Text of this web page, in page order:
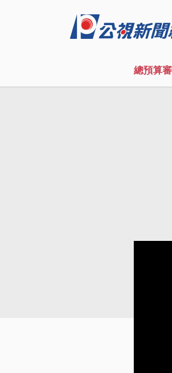
總預算